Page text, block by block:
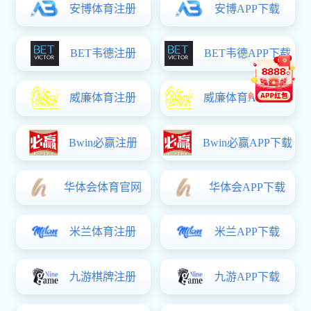
2024.05
14
2021.12
机电工程学院名生
19
2021.06
展机电系历届优秀毕业生风采
系部：机电工程系专业：电气自动化毕业时间：2008年7月籍
贯：河北唐山现工作单位：首钢迁钢人生格言：成功留给有
业时本有很多选择，但他抱定“猛士发于卒伍”的创业激情，义
无反顾地加盟了首钢迁钢公司...
04
2013.09